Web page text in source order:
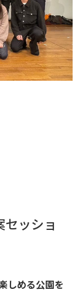
ッショ
しめる公園を